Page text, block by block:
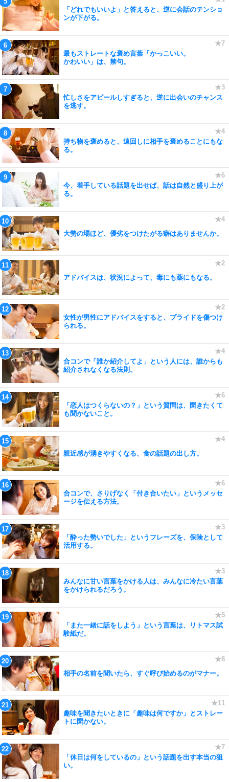
「どれでもいいよ」と答えると、逆に会話のテンショ
ンが下がる。
最もストレートな褒め言葉「かっこいい。
かわいい」は、禁句。
忙しさをアピールしすぎると、逆に出会いのチャンス
を逃す。
持ち物を褒めると、遠回しに相手を褒めることにもな
る。
今、着手している話題を出せば、話は自然と盛り上が
る。
大勢の場ほど、優劣をつけたがる癖はありませんか。
アドバイスは、状況によって、毒にも薬にもなる。
女性が男性にアドバイスをすると、プライドを傷つけ
られる。
合コンで「誰か紹介してよ」という人には、誰からも
紹介されなくなる法則。
「恋人はつくらないの？」という質問は、聞きたくて
も聞かないこと。
親近感が湧きやすくなる、食の話題の出し方。
合コンで、さりげなく「付き合いたい」というメッセ
ージを伝える方法。
「酔った勢いでした」というフレーズを、保険として
活用する。
みんなに甘い言葉をかける人は、みんなに冷たい言葉
をかけられるだろう。
「また一緒に話をしよう」という言葉は、リトマス試
験紙だ。
相手の名前を聞いたら、すぐ呼び始めるのがマナー。
趣味を聞きたいときに「趣味は何ですか」とストレー
トに聞かない。
「休日は何をしているの」という話題を出す本当の狙
い。